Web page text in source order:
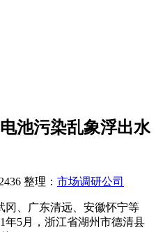
池污染乱象浮出水
整理： 市场调研公司
冈、广东清远、安徽怀宁等
年5月，浙江省湖州市德清县